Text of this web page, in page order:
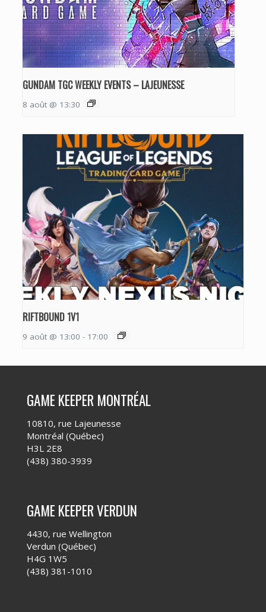
GUNDAM TGC WEEKLY EVENTS – LAJEUNESSE
8 août @ 13:30
RIFTBOUND 1V1
9 août @ 13:00 - 17:00
GAME KEEPER MONTRÉAL
10810, rue Lajeunesse
Montréal (Québec)
H3L 2E8
(438) 380-3939
GAME KEEPER VERDUN
4430, rue Wellington
Verdun (Québec)
H4G 1W5
(438) 381-1010